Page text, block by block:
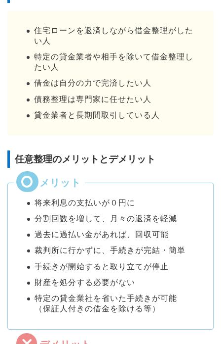
住宅ローンを返済しながら借金整理がした
い人
特定の貸金業者や相手を除いて借金整理し
たい人
借金は自分の力で完済したい人
債務整理は専門家に任せたい人
貸金業者と長期間取引している人
任意整理のメリットとデメリット
将来利息の支払いが０円に
分割回数を増して、月々の返済を軽減
過去に過払い金があれば、回収可能
裁判所に行かずに、手続きが完結・簡単
手続きが開始すると取り立てが停止
財産を処分する必要がない
特定の貸金業社を省いた手続きが可能
（保証人付きの借金を除ける等）